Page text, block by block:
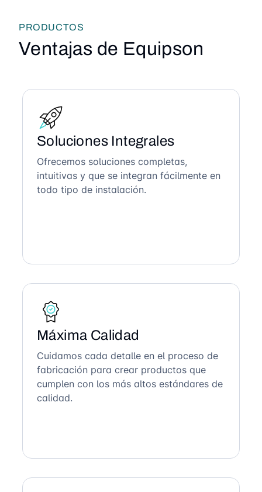
PRODUCTOS
Ventajas de Equipson
Soluciones Integrales
Ofrecemos soluciones completas,
intuitivas y que se integran fácilmente en
todo tipo de instalación.
Máxima Calidad
Cuidamos cada detalle en el proceso de
fabricación para crear productos que
cumplen con los más altos estándares de
calidad.